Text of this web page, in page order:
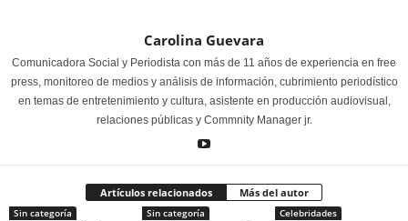
Carolina Guevara
Comunicadora Social y Periodista con más de 11 años de experiencia en free
press, monitoreo de medios y análisis de información, cubrimiento periodístico
en temas de entretenimiento y cultura, asistente en producción audiovisual,
relaciones públicas y Commnity Manager jr.
Artículos relacionados Más del autor
Sin categoría Sin categoría Celebridades